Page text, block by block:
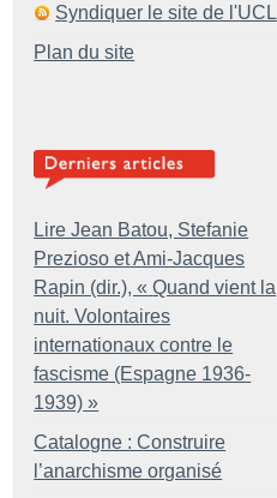
Syndiquer le site de l'UCL
Plan du site
Lire Jean Batou, Stefanie
Prezioso et Ami-Jacques
Rapin (dir.), « Quand vient la
nuit. Volontaires
internationaux contre le
fascisme (Espagne 1936-
1939) »
Catalogne : Construire
l’anarchisme organisé